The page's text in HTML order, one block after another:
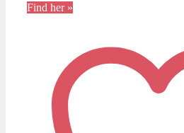
Find her »